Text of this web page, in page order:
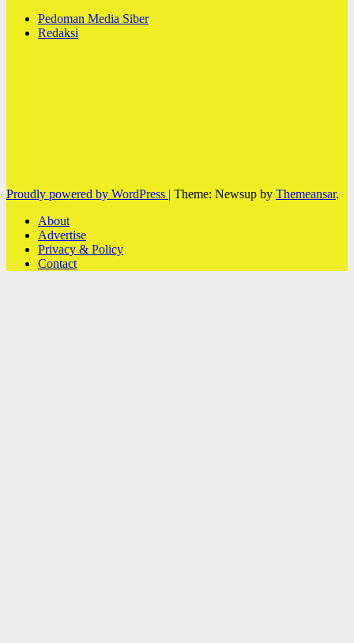
Pedoman Media Siber
Redaksi
Proudly powered by WordPress | Theme: Newsup by Themeansar.
About
Advertise
Privacy & Policy
Contact